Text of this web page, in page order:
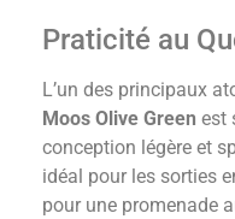
Praticité au
L’un des principaux
Moos Olive Green est
conception légère et
idéal pour les sorties
pour une promenade